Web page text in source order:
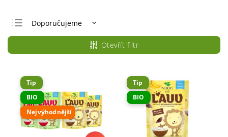
Doporučujeme
Nejlevnější
Nejdražší
Abecedně
Otevřít filtr
Tip
BIO
Nejvýhodnější
Tip
BIO